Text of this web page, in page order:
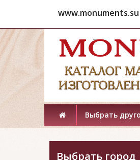
www.monuments.su
Выбрать
Выбрать город